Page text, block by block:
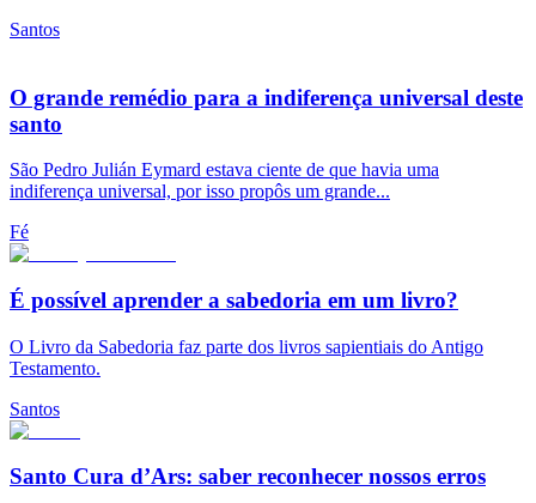
Santos
O grande remédio para a indiferença universal deste
santo
São Pedro Julián Eymard estava ciente de que havia uma
indiferença universal, por isso propôs um grande...
Fé
É possível aprender a sabedoria em um livro?
O Livro da Sabedoria faz parte dos livros sapientiais do Antigo
Testamento.
Santos
Santo Cura d’Ars: saber reconhecer nossos erros